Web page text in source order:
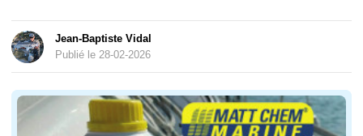
Jean-Baptiste Vidal
Publié le 28-02-2026